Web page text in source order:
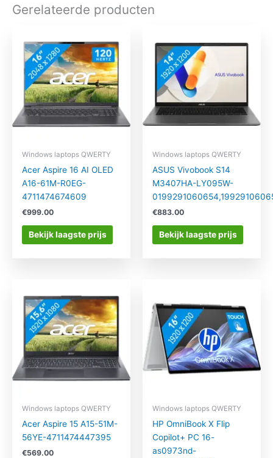
Gerelateerde producten
Windows laptops QWERTY
Acer Aspire 16 AI OLED
A16-61M-R0EG-
4711474674609
€999.00
Bekijk laagste prijs
Windows laptops QWERTY
ASUS Vivobook S14
M3407HA-LY095W-
€883.00
Bekijk laagste prijs
Windows laptops QWERTY
Acer Aspire 15 A15-51M-
56YE-4711474447395
€569.00
Windows laptops QWERTY
HP OmniBook X Flip
Copilot+ PC 16-
as0973nd-